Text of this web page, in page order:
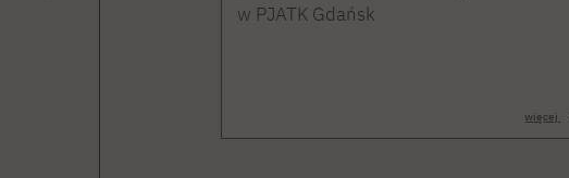
w PJATK Gdańsk
więcej